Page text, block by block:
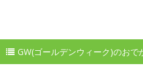
GW(ゴールデンウィーク)のおで